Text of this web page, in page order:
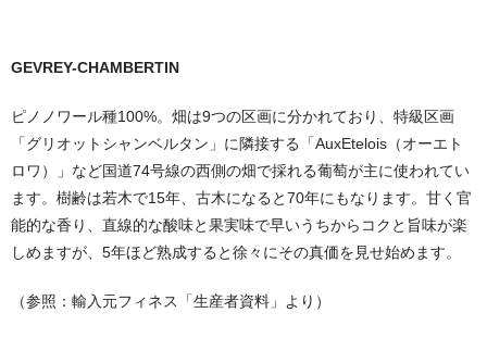
GEVREY-CHAMBERTIN
ピノノワール種100%。畑は9つの区画に分かれており、特級区画
「グリオットシャンベルタン」に隣接する「AuxEtelois（オーエト
ロワ）」など国道74号線の西側の畑で採れる葡萄が主に使われてい
ます。樹齢は若木で15年、古木になると70年にもなります。甘く官
能的な香り、直線的な酸味と果実味で早いうちからコクと旨味が楽
しめますが、5年ほど熟成すると徐々にその真価を見せ始めます。
（参照：輸入元フィネス「生産者資料」より）